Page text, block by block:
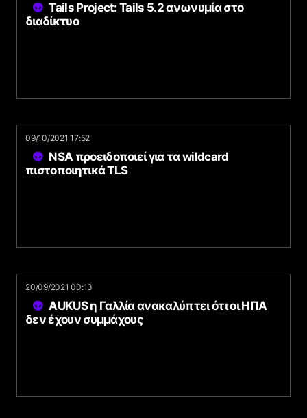
Tails Project: Tails 5.2 ανωνυμία στο
διαδίκτυο
09/10/2021 17:52
NSA προειδοποιεί για τα wildcard
πιστοποιητικά TLS
20/09/2021 00:13
AUKUS η Γαλλία ανακαλύπτει ότι οι ΗΠΑ
δεν έχουν συμμάχους